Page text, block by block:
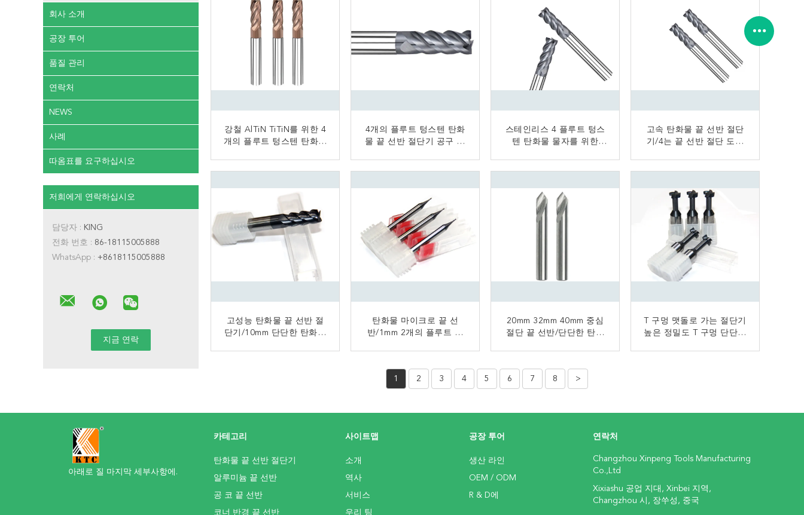
회사 소개
공장 투어
품질 관리
연락처
NEWS
사례
따옴표를 요구하십시오
저희에게 연락하십시오
담당자 : KING
전화 번호 : 86-18115005888
WhatsApp : +8618115005888
강철 AlTiN TiTiN를 위한 4
개의 플루트 텅스텐 탄화물
지금 연락
4개의 플루트 텅스텐 탄화
물 끝 선반 절단기 공구 고
지금 연락
스테인리스 4 플루트 텅스
텐 탄화물 물자를 위한
지금 연락
고속 탄화물 끝 선반 절단
기/4는 끝 선반 절단 도구
지금 연락
고성능 탄화물 끝 선반 절
단기/10mm 단단한 탄화물
탄화물 마이크로 끝 선
반/1mm 2개의 플루트 단
20mm 32mm 40mm 중심
절단 끝 선반/단단한 탄화
T 구멍 맷돌로 가는 절단기
높은 정밀도 T 구멍 단단한
1 2 3 4 5 6 7 8 >
아래로 질 마지막 세부사항에.
카테고리
탄화물 끝 선반 절단기
알루미늄 끝 선반
공 코 끝 선반
코너 반경 끝 선반
사이트맵
소개
역사
서비스
우리 팀
공장 투어
생산 라인
OEM / ODM
R & D에
연락처
Changzhou Xinpeng Tools Manufacturing
Co.,Ltd
Xixiashu 공업 지대, Xinbei 지역,
Changzhou 시, 장쑤성, 중국